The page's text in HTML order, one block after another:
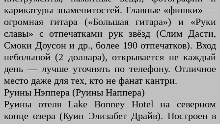
карикатуры знаменитостей. Главные «фишки» —
огромная гитара («Большая гитара») и «Руки
славы» с отпечатками рук звёзд (Слим Дасти,
Смоки Доусон и др., более 190 отпечатков). Вход
небольшой (2 доллара), открывается не каждый
день — лучше уточнять по телефону. Отличное
место даже для тех, кто не фанат кантри.
Руины Нэппера (Руины Наппера)
Руины отеля Lake Bonney Hotel на северном
конце озера (Куин Элизабет Драйв). Построен в